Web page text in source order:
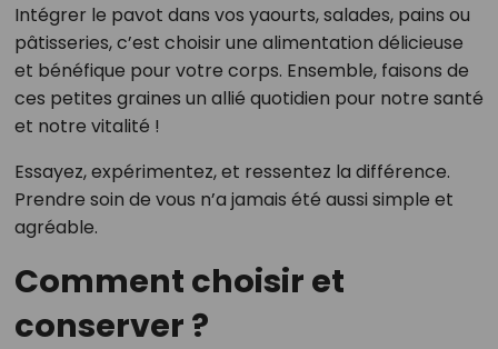
Intégrer le pavot dans vos yaourts, salades, pains ou
pâtisseries, c’est choisir une alimentation délicieuse
et bénéfique pour votre corps. Ensemble, faisons de
ces petites graines un allié quotidien pour notre santé
et notre vitalité !
Essayez, expérimentez, et ressentez la différence.
Prendre soin de vous n’a jamais été aussi simple et
agréable.
Comment choisir et
conserver ?